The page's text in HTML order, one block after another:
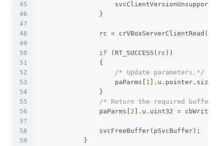
45
46
47
48
49
50
51
52
53
54
55
56
57
58
59
                }
rc =
if (RT_SUCCESS(rc))
                {
/* Update parameters.*/
                    paParms[
1 ].u.pointer.size
                }
/* Return the required buffer
                paParms[
2 ].u.uint32 =
                svcFreeBuffer(pSvcBuffer);
            }